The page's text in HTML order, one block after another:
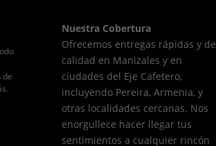
de
Nuestra Cobertura
Ofrecemos entregas rápidas y de
calidad en Manizales y en
ciudades del Eje Cafetero,
incluyendo Pereira, Armenia, y
otras localidades cercanas. Nos
enorgullece hacer llegar tus
sentimientos a cualquier rincón